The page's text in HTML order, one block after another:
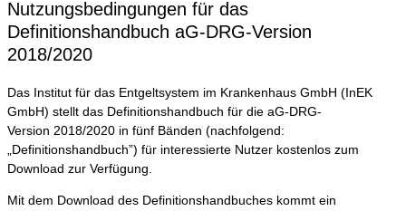
Nutzungsbedingungen für das
Definitionshandbuch aG-DRG-Version
2018/2020
Das Institut für das Entgeltsystem im Krankenhaus GmbH (InEK
GmbH) stellt das Definitionshandbuch für die aG-DRG-
Version 2018/2020 in fünf Bänden (nachfolgend:
„Definitionshandbuch”) für interessierte Nutzer kostenlos zum
Download zur Verfügung.
Mit dem Download des Definitionshandbuches kommt ein